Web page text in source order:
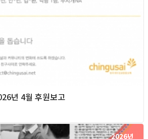
년 4월 후원보고
2026년